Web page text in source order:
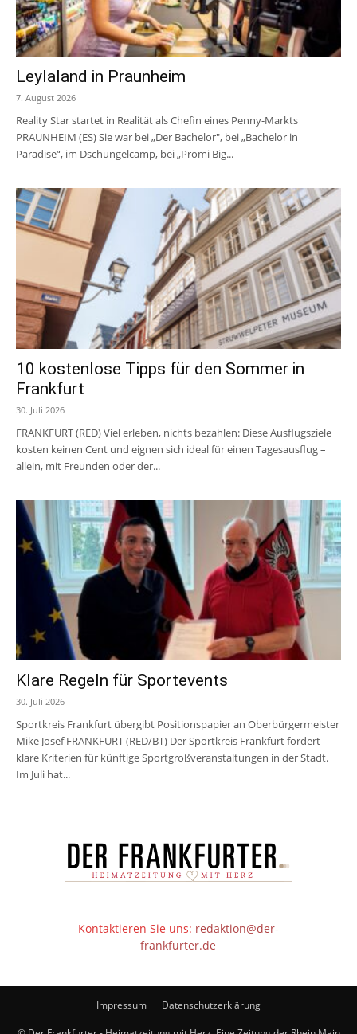
Leylaland in Praunheim
7. August 2026
Reality Star startet in Realität als Chefin eines Penny-Markts
PRAUNHEIM (ES) Sie war bei „Der Bachelor", bei „Bachelor in
Paradise“, im Dschungelcamp, bei „Promi Big...
10 kostenlose Tipps für den Sommer in
Frankfurt
30. Juli 2026
FRANKFURT (RED) Viel erleben, nichts bezahlen: Diese Ausflugsziele
kosten keinen Cent und eignen sich ideal für einen Tagesausflug –
allein, mit Freunden oder der...
Klare Regeln für Sportevents
30. Juli 2026
Sportkreis Frankfurt übergibt Positionspapier an Oberbürgermeister
Mike Josef FRANKFURT (RED/BT) Der Sportkreis Frankfurt fordert
klare Kriterien für künftige Sportgroßveranstaltungen in der Stadt.
Im Juli hat...
Kontaktieren Sie uns: redaktion@der-
frankfurter.de
Impressum Datenschutzerklärung